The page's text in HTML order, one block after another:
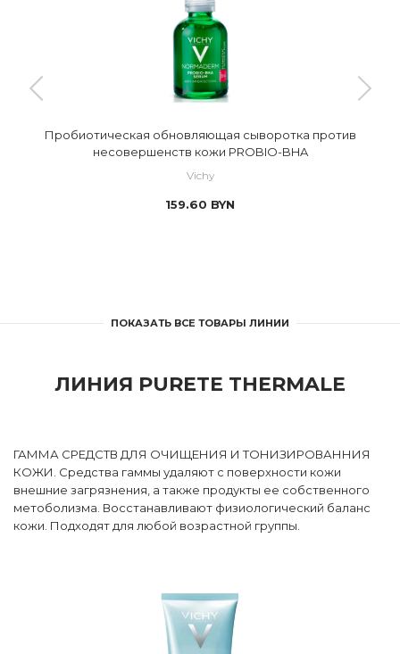
Пробиотическая обновляющая сыворотка против
несовершенств кожи PROBIO-BHA
Vichy
159.60 BYN
ПОКАЗАТЬ ВСЕ ТОВАРЫ ЛИНИИ
ЛИНИЯ PURETE THERMALE
ГАММА СРЕДСТВ ДЛЯ ОЧИЩЕНИЯ И ТОНИЗИРОВАННИЯ
КОЖИ. Средства гаммы удаляют с поверхности кожи
внешние загрязнения, а также продукты ее собственного
метоболизма. Восстанавливают физиологический баланс
кожи. Подходят для любой возрастной группы.